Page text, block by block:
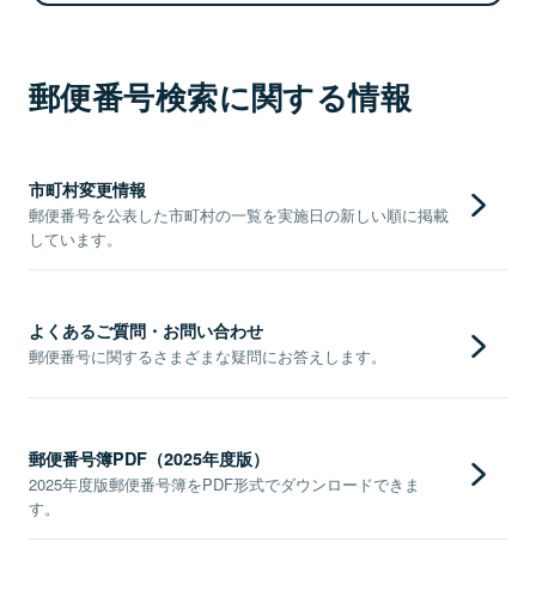
郵便番号検索に関する情報
市町村変更情報
郵便番号を公表した市町村の一覧を実施日の新しい順に掲載
しています。
よくあるご質問・お問い合わせ
郵便番号に関するさまざまな疑問にお答えします。
郵便番号簿PDF（2025年度版）
2025年度版郵便番号簿をPDF形式でダウンロードできま
す。